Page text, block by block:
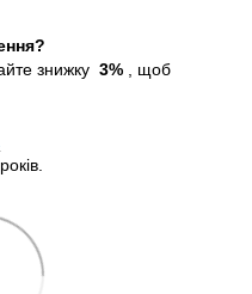
знижку 3% , щоб